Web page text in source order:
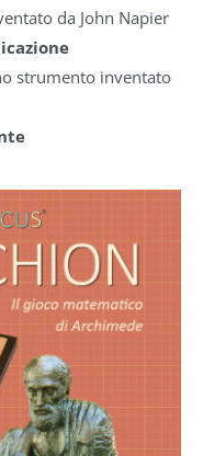
da John Napier
strumento inventato